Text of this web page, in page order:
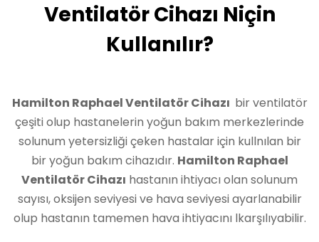
Ventilatör Cihazı Niçin
Kullanılır?
Hamilton Raphael Ventilatör Cihazı bir ventilatör
çeşiti olup hastanelerin yoğun bakım merkezlerinde
solunum yetersizliği çeken hastalar için kullnılan bir
bir yoğun bakım cihazıdır. Hamilton Raphael
Ventilatör Cihazı hastanın ihtiyacı olan solunum
sayısı, oksijen seviyesi ve hava seviyesi ayarlanabilir
olup hastanın tamemen hava ihtiyacını lkarşılıyabilir.